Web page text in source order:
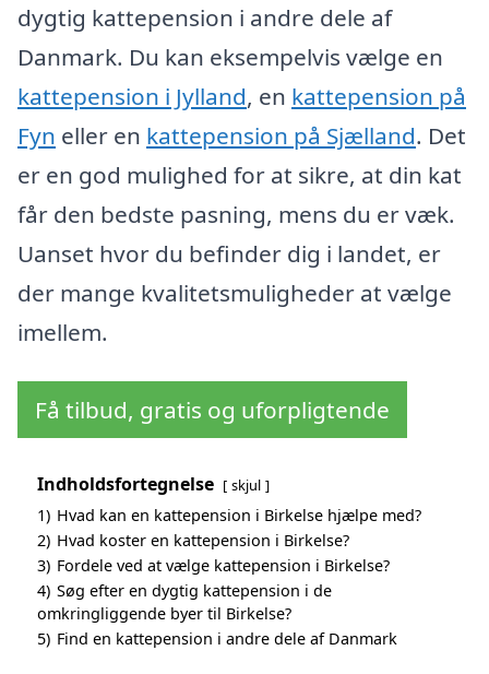
dygtig kattepension i andre dele af
Danmark. Du kan eksempelvis vælge en
kattepension i Jylland, en kattepension på
Fyn eller en kattepension på Sjælland. Det
er en god mulighed for at sikre, at din kat
får den bedste pasning, mens du er væk.
Uanset hvor du befinder dig i landet, er
der mange kvalitetsmuligheder at vælge
imellem.
Få tilbud, gratis og uforpligtende
Indholdsfortegnelse skjul
1) Hvad kan en kattepension i Birkelse hjælpe med?
2) Hvad koster en kattepension i Birkelse?
3) Fordele ved at vælge kattepension i Birkelse?
4) Søg efter en dygtig kattepension i de
omkringliggende byer til Birkelse?
5) Find en kattepension i andre dele af Danmark